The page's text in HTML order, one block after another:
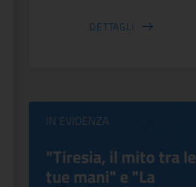
DETTAGLI
IN EVIDENZA
"Tiresia, il mito tra le
tue mani" e "La